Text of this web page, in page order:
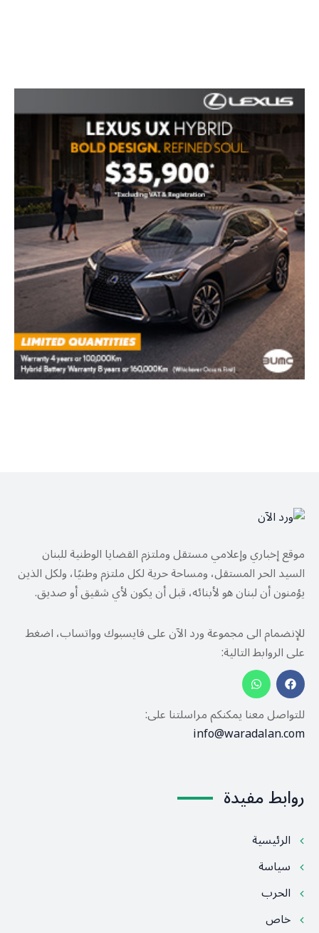
موقع إخباري وإعلامي مستقل وملتزم القضايا الوطنية للبنان
السيد الحر المستقل، ومساحة حرية لكل ملتزم وطنيًا، ولكل الذين
يؤمنون أن لبنان هو لأبنائه، قبل أن يكون لأي شقيق أو صديق.
للإنضمام الى مجموعة ورد الآن على فايسبوك وواتساب، اضغط
على الروابط التالية:
للتواصل معنا يمكنكم مراسلتنا على:
info@waradalan.com
روابط مفيدة
الرئيسية
سياسة
الحرب
خاص